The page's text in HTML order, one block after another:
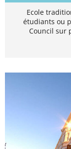
Ecole
étudiants ou
Council sur